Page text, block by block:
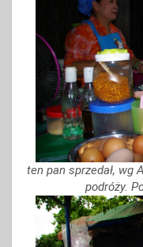
ten pan sprzedał, wg
podróży.